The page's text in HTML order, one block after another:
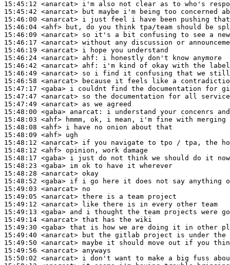
15:45:12 <anarcat>
15:45:42 <anarcat>
15:46:00 <anarcat>
15:46:04 <ahf>
15:46:09 <anarcat>
15:46:17 <anarcat>
15:46:19 <anarcat>
15:46:24 <anarcat> ahf:
15:46:42 <anarcat> ahf:
15:46:49 <anarcat>
15:46:58 <anarcat>
15:47:17 <gaba>
15:47:47 <anarcat>
15:47:49 <anarcat>
15:48:00 <gaba> anarcat:
15:48:03 <ahf>
15:48:08 <ahf>
15:48:09 <ahf>
15:48:12 <anarcat>
15:48:12 <ahf>
15:48:17 <gaba>
15:48:23 <gaba>
15:48:28 <anarcat>
15:48:52 <gaba>
15:49:03 <anarcat>
15:49:05 <anarcat>
15:49:12 <anarcat>
15:49:13 <gaba>
15:49:14 <anarcat>
15:49:30 <gaba>
15:49:40 <anarcat>
15:49:50 <anarcat>
15:49:56 <anarcat>
15:50:02 <anarcat>